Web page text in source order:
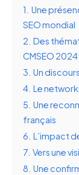
1. Une
SEO mondial
2. Des
CMSEO 2024
3. Un
4. Le
5. Une
français
6. L’impact
7. Vers une
8. Une